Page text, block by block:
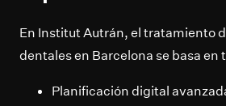
En Institut Autrán, el tratamiento
dentales en Barcelona se basa en
Planificación digital